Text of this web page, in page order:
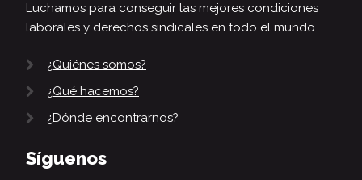
Luchamos para conseguir las mejores condiciones
laborales y derechos sindicales en todo el mundo.
¿Quiénes somos?
¿Qué hacemos?
¿Dónde encontrarnos?
Síguenos